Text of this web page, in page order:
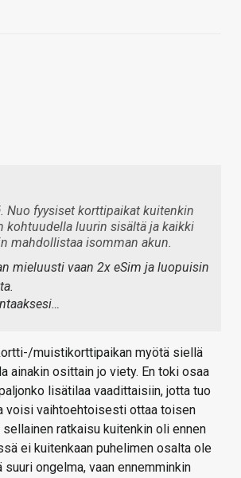
Nuo fyysiset korttipaikat kuitenkin
kohtuudella luurin sisältä ja kaikki
mahdollistaa isomman akun.
mieluusti vaan 2x eSim ja luopuisin
muistikorttipaikan myötä siellä
ainakin osittain jo viety. En toki osaa
lisätilaa vaadittaisiin, jotta tuo
voisi vaihtoehtoisesti ottaa toisen
ratkaisu kuitenkin oli ennen
ei kuitenkaan puhelimen osalta ole
ongelma, vaan ennemminkin